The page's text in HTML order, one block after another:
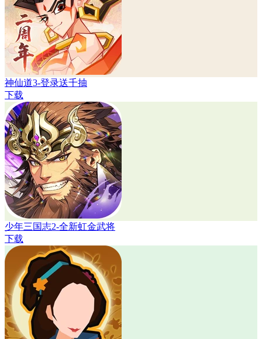
神仙道3-登录送千抽
下载
少年三国志2-全新虹金武将
下载